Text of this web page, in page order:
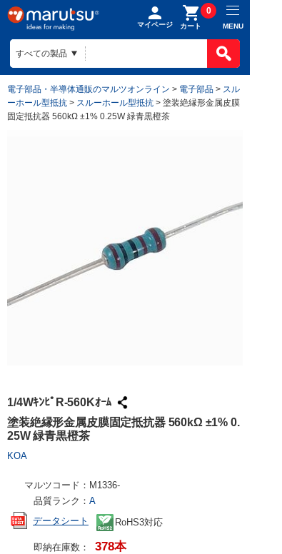
マイページ カート
0
MENU
電子部品・半導体通販のマルツオンライン > 電子部品 > スル
ーホール型抵抗 > スルーホール型抵抗 > 塗装絶縁形金属皮膜
固定抵抗器 560kΩ ±1% 0.25W 緑青黒橙茶
1/4WｷﾝﾋﾟR-560Kｵｰﾑ
塗装絶縁形金属皮膜固定抵抗器 560kΩ ±1% 0.
25W 緑青黒橙茶
KOA
マルツコード： M1336-
品質ランク： A
データシート
RoHS3対応
即納在庫数： 378本